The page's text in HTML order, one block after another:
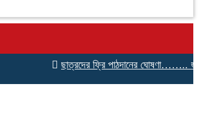
ছাত্রদের ফ্রি পাঠদানের ঘোষণা……..